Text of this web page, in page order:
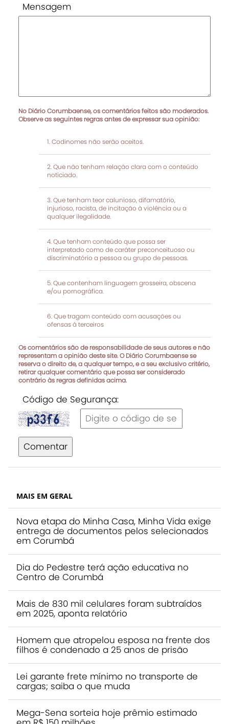
Mensagem
No Diário Corumbaense, os comentários feitos são moderados.
Observe as seguintes regras antes de expressar sua opinião:
Codinomes não serão aceitos.
Que não tenham relação clara com o conteúdo
noticiado.
Que tenham teor calunioso, difamatório,
injurioso, racista, de incitação à violência ou a
qualquer ilegalidade.
Que tenham conteúdo que possa ser
interpretado como de caráter preconceituoso ou
discriminatório a pessoa ou grupo de pessoas.
Que contenham linguagem grosseira, obscena
e/ou pornográfica.
Que tragam conteúdo com acusações ou
ofensas à terceiros
Os comentários são de responsabilidade de seus autores e não
representam a opinião deste site. O Diário Corumbaense se
reserva o direito de, a qualquer tempo, e a seu exclusivo critério,
retirar qualquer comentário que possa ser considerado
contrário às regras definidas acima.
Código de Segurança:
Comentar
MAIS EM GERAL
Nova etapa do Minha Casa, Minha Vida exige
entrega de documentos pelos selecionados
em Corumbá
Dia do Pedestre terá ação educativa no
Centro de Corumbá
Mais de 830 mil celulares foram subtraídos
em 2025, aponta relatório
Homem que atropelou esposa na frente dos
filhos é condenado a 25 anos de prisão
Lei garante frete mínimo no transporte de
cargas; saiba o que muda
Mega-Sena sorteia hoje prêmio estimado